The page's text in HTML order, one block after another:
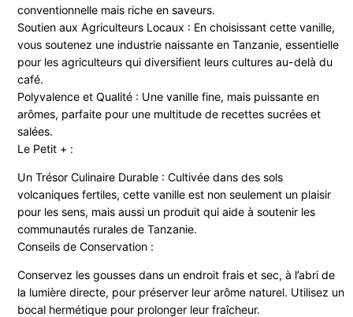
conventionnelle mais riche en saveurs.
Soutien aux Agriculteurs Locaux : En choisissant cette vanille,
vous soutenez une industrie naissante en Tanzanie, essentielle
pour les agriculteurs qui diversifient leurs cultures au-delà du
café.
Polyvalence et Qualité : Une vanille fine, mais puissante en
arômes, parfaite pour une multitude de recettes sucrées et
salées.
Le Petit + :
Un Trésor Culinaire Durable : Cultivée dans des sols
volcaniques fertiles, cette vanille est non seulement un plaisir
pour les sens, mais aussi un produit qui aide à soutenir les
communautés rurales de Tanzanie.
Conseils de Conservation :
Conservez les gousses dans un endroit frais et sec, à l’abri de
la lumière directe, pour préserver leur arôme naturel. Utilisez un
bocal hermétique pour prolonger leur fraîcheur.